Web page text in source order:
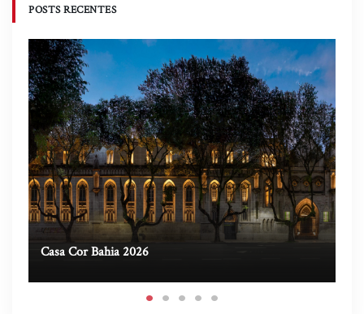
POSTS RECENTES
Casa Cor Bahia 2026